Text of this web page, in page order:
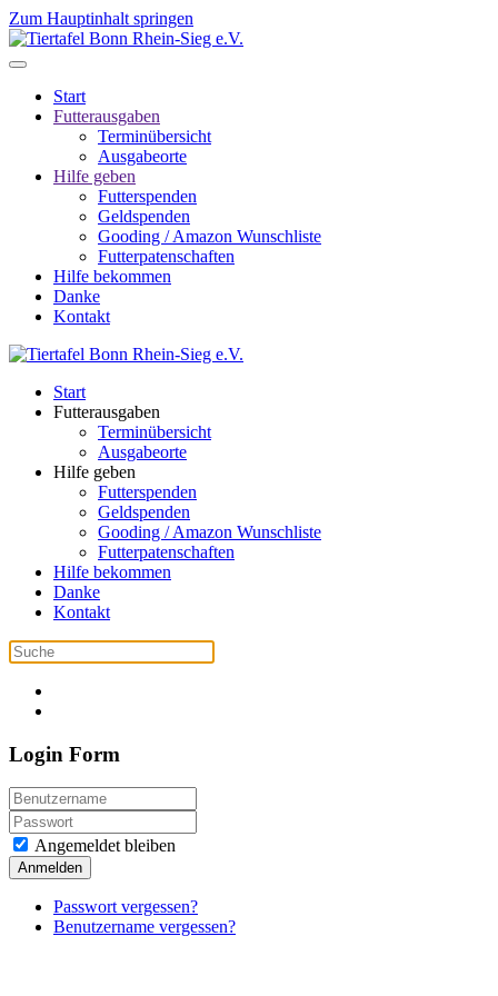
Zum Hauptinhalt springen
Start
Futterausgaben
Terminübersicht
Ausgabeorte
Hilfe geben
Futterspenden
Geldspenden
Gooding / Amazon Wunschliste
Futterpatenschaften
Hilfe bekommen
Danke
Kontakt
Start
Futterausgaben
Terminübersicht
Ausgabeorte
Hilfe geben
Futterspenden
Geldspenden
Gooding / Amazon Wunschliste
Futterpatenschaften
Hilfe bekommen
Danke
Kontakt
Login Form
Angemeldet bleiben
Anmelden
Passwort vergessen?
Benutzername vergessen?